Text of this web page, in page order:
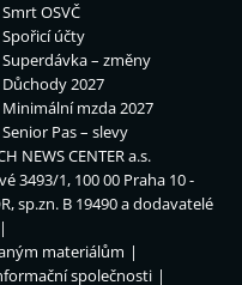
Smrt OSVČ
Spořicí účty
Superdávka – změny
Důchody 2027
Minimální mzda 2027
Senior Pas – slevy
NEWS CENTER a.s.
3493/1, 100 00 Praha 10 -
sp.zn. B 19490 a dodavatelé
materiálům
společnosti